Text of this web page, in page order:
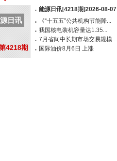
日讯
4218期
能源日讯[4218期]2026-08-07
《“十五五”公共机构节能降...
我国核电装机容量达1.35...
7月省间中长期市场交易规模...
国际油价8月6日 上涨